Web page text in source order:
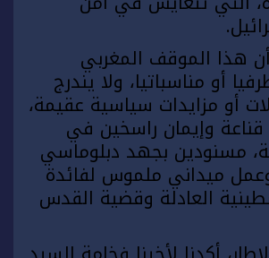
هذا الموقف المغربي
أو مناسباتيا، ولا يندرج
أو مزايدات سياسية عقيمة،
قناعة وإيمان راسخين في
مسنودين بجهد دبلوماسي
ميداني ملموس لفائدة
العادلة وقضية القدس